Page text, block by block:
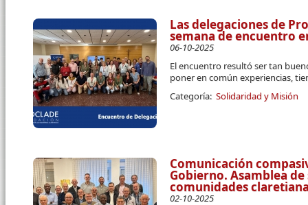
Las delegaciones de
semana de encuentro
06-10-2025
El encuentro resultó ser tan
poner en común experiencias,
Categoría: Solidaridad y Misión
Comunicación
Gobierno. Asamblea
comunidades
02-10-2025